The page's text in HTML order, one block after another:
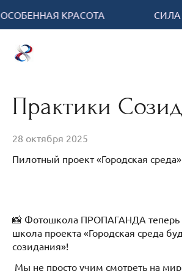
КРАСОТА СИЛА В
Практики
28 октября 2025
Пилотный проект «Городская среда»
📸 Фотошкола ПРОПАГАНДА теперь
школа проекта «Городская среда
созидания»!
Мы не просто учим смотреть на